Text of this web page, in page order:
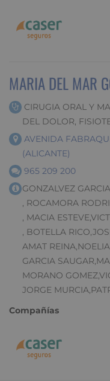
MARIA DEL MAR
CIRUGIA ORAL Y
DEL DOLOR,
AVENIDA
(ALICANTE)
965 209 200
GONZALVEZ
, ROCAMORA
, MACIA
, BOTELLA
AMAT REINA,NOELIA
GARCIA
MORANO
JORGE
Compañías